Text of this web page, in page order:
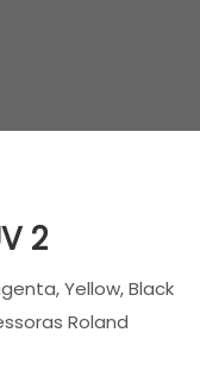
2
Yellow, Black
Roland